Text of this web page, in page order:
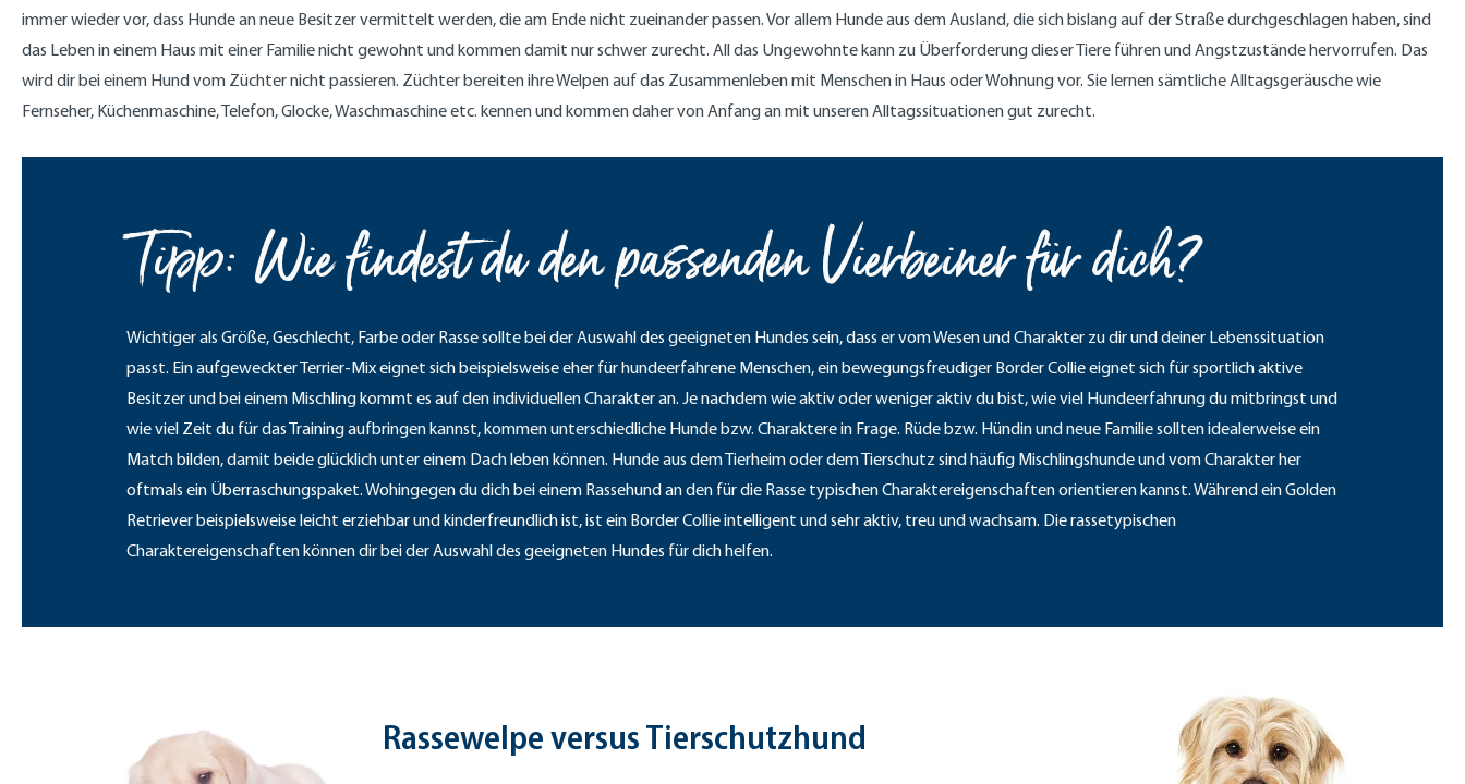
immer wieder vor, dass Hunde an neue Besitzer vermittelt werden, die am Ende nicht zueinander passen. Vor allem Hunde aus dem Ausland, die sich bislang auf der Straße durchgeschlagen haben, sind
das Leben in einem Haus mit einer Familie nicht gewohnt und kommen damit nur schwer zurecht. All das Ungewohnte kann zu Überforderung dieser Tiere führen und Angstzustände hervorrufen. Das
wird dir bei einem Hund vom Züchter nicht passieren. Züchter bereiten ihre Welpen auf das Zusammenleben mit Menschen in Haus oder Wohnung vor. Sie lernen sämtliche Alltagsgeräusche wie
Fernseher, Küchenmaschine, Telefon, Glocke, Waschmaschine etc. kennen und kommen daher von Anfang an mit unseren Alltagssituationen gut zurecht.
Tipp: Wie findest du den passenden Vierbeiner für dich?
Wichtiger als Größe, Geschlecht, Farbe oder Rasse sollte bei der Auswahl des geeigneten Hundes sein, dass er vom Wesen und Charakter zu dir und deiner Lebenssituation
passt. Ein aufgeweckter Terrier-Mix eignet sich beispielsweise eher für hundeerfahrene Menschen, ein bewegungsfreudiger Border Collie eignet sich für sportlich aktive
Besitzer und bei einem Mischling kommt es auf den individuellen Charakter an. Je nachdem wie aktiv oder weniger aktiv du bist, wie viel Hundeerfahrung du mitbringst und
wie viel Zeit du für das Training aufbringen kannst, kommen unterschiedliche Hunde bzw. Charaktere in Frage. Rüde bzw. Hündin und neue Familie sollten idealerweise ein
Match bilden, damit beide glücklich unter einem Dach leben können. Hunde aus dem Tierheim oder dem Tierschutz sind häufig Mischlingshunde und vom Charakter her
oftmals ein Überraschungspaket. Wohingegen du dich bei einem Rassehund an den für die Rasse typischen Charaktereigenschaften orientieren kannst. Während ein Golden
Retriever beispielsweise leicht erziehbar und kinderfreundlich ist, ist ein Border Collie intelligent und sehr aktiv, treu und wachsam. Die rassetypischen
Charaktereigenschaften können dir bei der Auswahl des geeigneten Hundes für dich helfen.
Rassewelpe versus Tierschutzhund